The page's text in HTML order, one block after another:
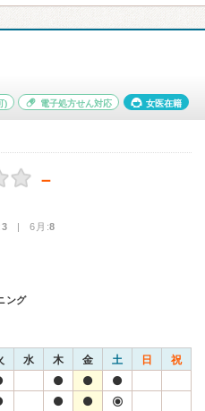
) 電子処方せん対応 女医在籍
－
3 | 6月:8
ング
水 木 金 土 日 祝